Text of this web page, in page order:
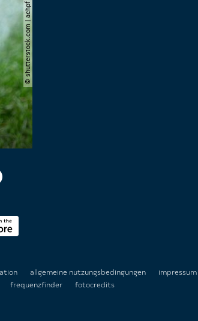
© shutterstock.com | achpf
allgemeine nutzungsbedingungen
impressum
frequenzfinder fotocredits